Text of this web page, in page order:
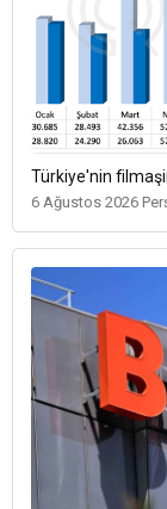
Türkiye'nin
6 Ağustos 2026